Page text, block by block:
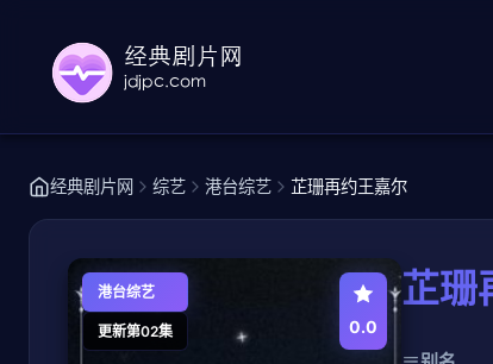
经典剧片网 综艺 港台综艺 芷珊再约王嘉尔
港台综艺
更新第02集 0.0
芷珊